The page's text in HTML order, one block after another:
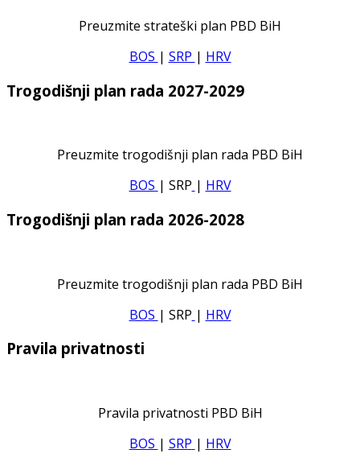
Preuzmite strateški plan PBD BiH
BOS | SRP | HRV
Trogodišnji plan rada 2027-2029
Preuzmite trogodišnji plan rada PBD BiH
BOS | SRP | HRV
Trogodišnji plan rada 2026-2028
Preuzmite trogodišnji plan rada PBD BiH
BOS | SRP | HRV
Pravila privatnosti
Pravila privatnosti PBD BiH
BOS | SRP | HRV